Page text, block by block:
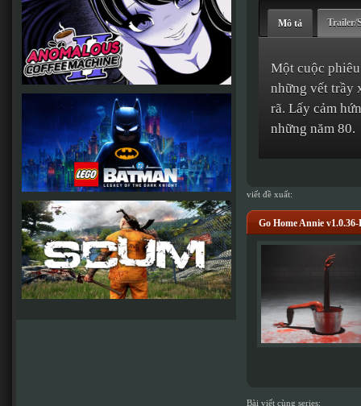
Mô tả Trailer/
Một cuộc
những vết trầy
rã. Lấy cảm
những năm 80.
viết đề xuất:
Go Home Annie v1.0.36-
Bài viết cùng series: